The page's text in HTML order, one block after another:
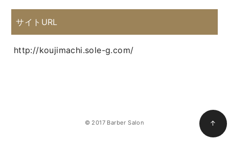
サイトURL
http://koujimachi.sole-g.com/
© 2017 Barber Salon ↑